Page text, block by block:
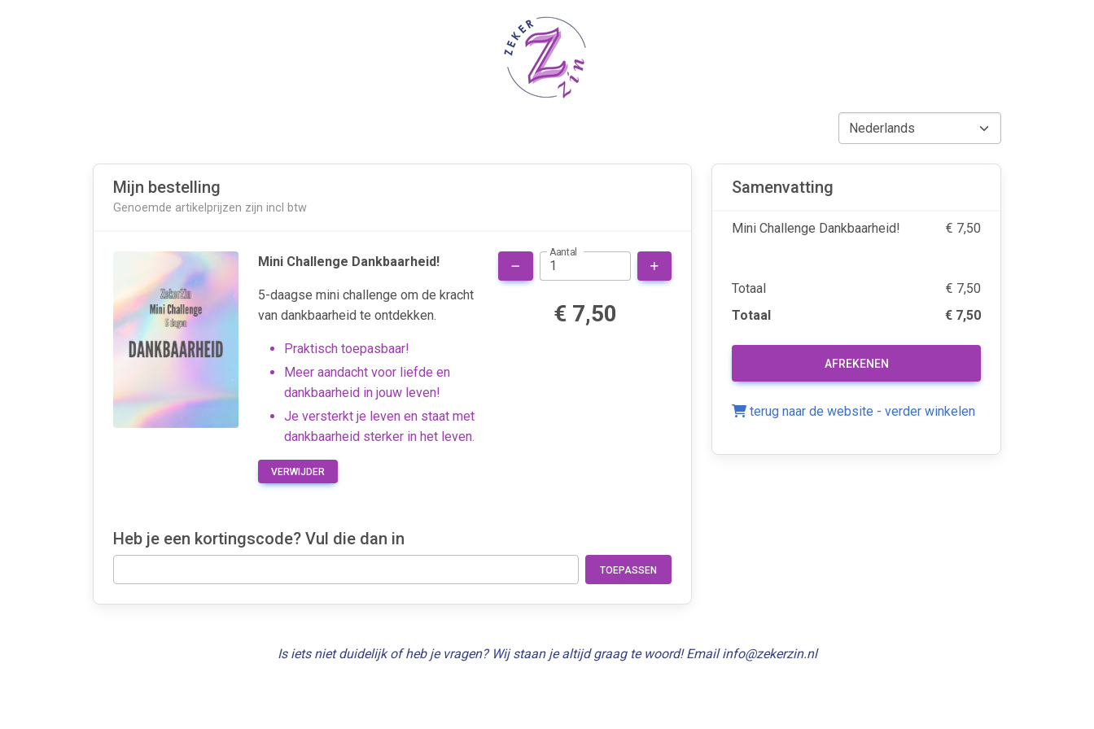
Mijn bestelling
Genoemde artikelprijzen zijn incl btw
Mini Challenge Dankbaarheid!
5-daagse mini challenge om de kracht
van dankbaarheid te ontdekken.
Praktisch toepasbaar!
Meer aandacht voor liefde en
dankbaarheid in jouw leven!
Je versterkt je leven en staat met
dankbaarheid sterker in het leven.
VERWIJDER
Aantal
€ 7,50
Heb je een kortingscode? Vul die dan in
TOEPASSEN
Samenvatting
Mini Challenge Dankbaarheid! € 7,50
Totaal
€ 7,50
Totaal
€ 7,50
AFREKENEN
terug naar de website - verder winkelen
Is iets niet duidelijk of heb je vragen? Wij staan je altijd graag te woord! Email info@zekerzin.nl